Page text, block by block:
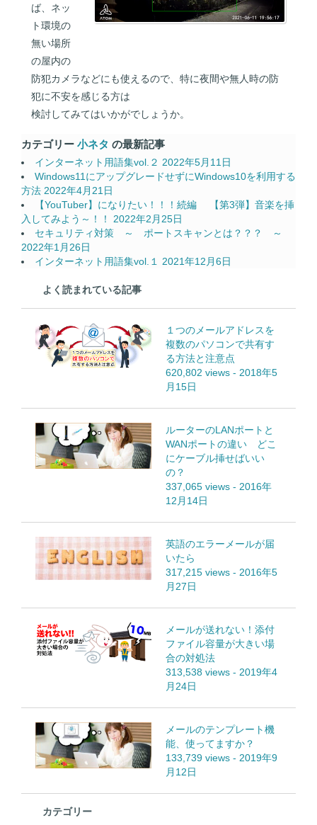
ば、ネッ
ト環境の
無い場所
の屋内の
防犯カメラなどにも使えるので、特に夜間や無人時の防
犯に不安を感じる方は
検討してみてはいかがでしょうか。
カテゴリー 小ネタ の最新記事
インターネット用語集vol.２ 2022年5月11日
Windows11にアップグレードせずにWindows10を利用する
方法 2022年4月21日
【YouTuber】になりたい！！！続編 【第3弾】音楽を挿
入してみよう～！！ 2022年2月25日
セキュリティ対策 ～ ポートスキャンとは？？？ ～
2022年1月26日
インターネット用語集vol.１ 2021年12月6日
よく読まれている記事
１つのメールアドレスを
複数のパソコンで共有す
る方法と注意点
620,802 views - 2018年5
月15日
ルーターのLANポートと
WANポートの違い どこ
にケーブル挿せばいい
の？
337,065 views - 2016年
12月14日
英語のエラーメールが届
いたら
317,215 views - 2016年5
月27日
メールが送れない！添付
ファイル容量が大きい場
合の対処法
313,538 views - 2019年4
月24日
メールのテンプレート機
能、使ってますか？
133,739 views - 2019年9
月12日
カテゴリー